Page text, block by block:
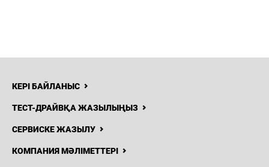
КЕРІ БАЙЛАНЫС
ТЕСТ-ДРАЙВҚА ЖАЗЫЛЫҢЫЗ
СЕРВИСКЕ ЖАЗЫЛУ
КОМПАНИЯ МӘЛІМЕТТЕРІ